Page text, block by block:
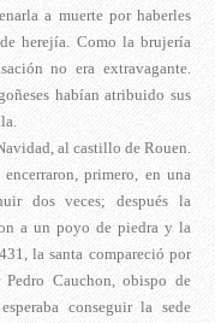
a muerte por haberles
herejía. Como la brujería
no era extravagante.
habían atribuido sus
al castillo de Rouen.
primero, en una
dos veces; después la
a un poyo de piedra y la
la santa compareció por
Cauchon, obispo de
conseguir la sede